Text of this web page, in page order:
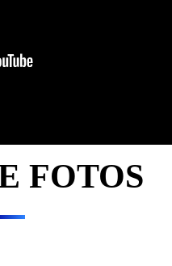
FOTOS